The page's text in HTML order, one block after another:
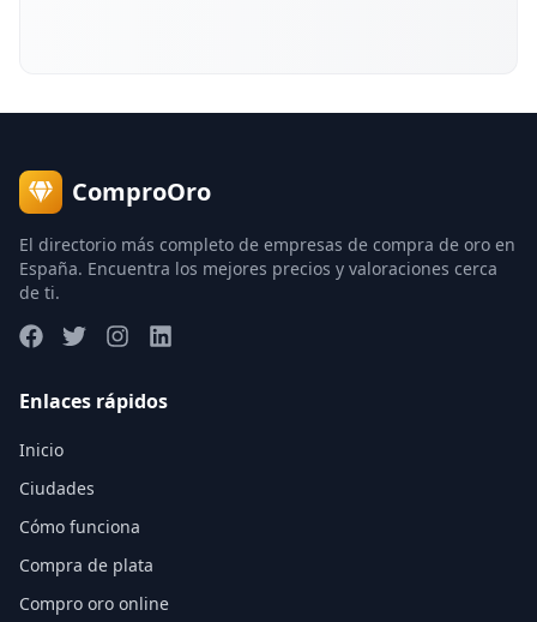
ComproOro
El directorio más completo de empresas de compra de oro en
España. Encuentra los mejores precios y valoraciones cerca
de ti.
Enlaces rápidos
Inicio
Ciudades
Cómo funciona
Compra de plata
Compro oro online